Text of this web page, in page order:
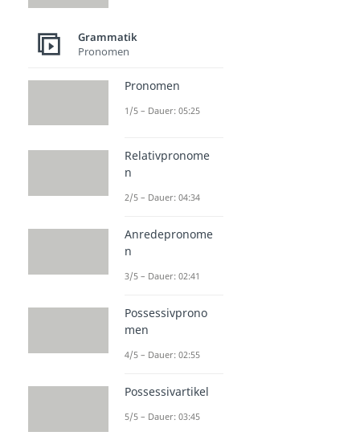
Grammatik
Pronomen
Pronomen
1/5 – Dauer: 05:25
Relativpronome
n
2/5 – Dauer: 04:34
Anredepronome
n
3/5 – Dauer: 02:41
Possessivprono
men
4/5 – Dauer: 02:55
Possessivartikel
5/5 – Dauer: 03:45